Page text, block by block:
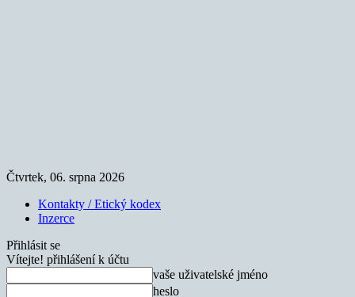
Čtvrtek, 06. srpna 2026
Kontakty / Etický kodex
Inzerce
Přihlásit se
Vítejte! přihlášení k účtu
vaše uživatelské jméno
heslo